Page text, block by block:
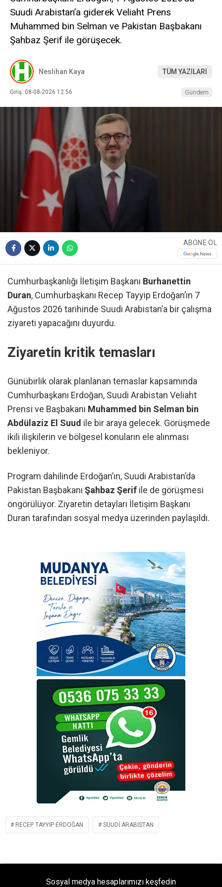
Suudi Arabistan’a giderek Veliaht Prens
Muhammed bin Selman ve Pakistan Başbakanı
Şahbaz Şerif ile görüşecek.
Neslihan Kaya TÜM YAZILARI
Giriş: 08-08-2026 12:56 Gündem
ABONE OL
Cumhurbaşkanlığı İletişim Başkanı Burhanettin
Duran, Cumhurbaşkanı Recep Tayyip Erdoğan’ın 7
Ağustos 2026 tarihinde Suudi Arabistan’a bir çalışma
ziyareti yapacağını duyurdu.
Ziyaretin kritik temasları
Günübirlik olarak planlanan temaslar kapsamında
Cumhurbaşkanı Erdoğan, Suudi Arabistan Veliaht
Prensi ve Başbakanı Muhammed bin Selman bin
Abdülaziz El Suud ile bir araya gelecek. Görüşmede
ikili ilişkilerin ve bölgesel konuların ele alınması
bekleniyor.
Program dahilinde Erdoğan’ın, Suudi Arabistan’da
Pakistan Başbakanı Şahbaz Şerif ile de görüşmesi
öngörülüyor. Ziyaretin detayları İletişim Başkanı
Duran tarafından sosyal medya üzerinden paylaşıldı.
RECEP TAYYIP ERDOĞAN SUUDI ARABISTAN
Sosyal medya hesaplarımızı keşfedin